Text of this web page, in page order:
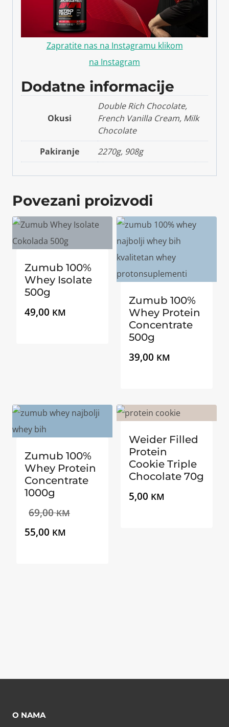
Zapratite nas na Instagramu klikom
na Instagram
Dodatne informacije
Okusi
Double Rich Chocolate,
French Vanilla Cream, Milk
Chocolate
Pakiranje
2270g, 908g
Povezani proizvodi
Zumub 100%
Whey Isolate
500g
49,00 KM
Zumub 100%
Whey Protein
Concentrate
500g
39,00 KM
Zumub 100%
Whey Protein
Concentrate
1000g
69,00KMIzvorna
55,00 KM
Weider Filled
Protein
Cookie Triple
Chocolate 70g
5,00 KM
O NAMA